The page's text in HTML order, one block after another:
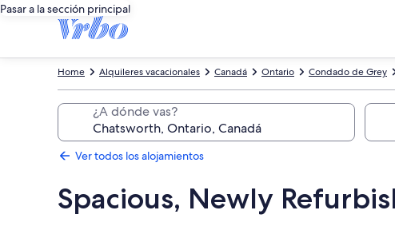
Pasar a la sección principal
Condado de Grey
Ontario
Canadá
Alquileres vacacionales
Home
¿A dónde vas?
Ver todos los alojamientos
Spacious, Newly